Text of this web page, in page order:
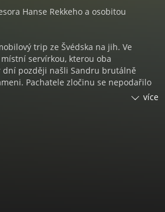
Hanse Rekkeho a osobitou
trip ze Švédska na jih. Ve
servírkou, kterou oba
později našli Sandru brutálně
Pachatele zločinu se nepodařilo
šéf týmu, který Sandřin případ
| Čte Lukáš Hlavica | Režie
Darek Král | Mastering Štěpán Škoch
podle knižní obálky upravila
Kateřina Višinská | Vydala
MORTEM, Copyright © David
2025, Překlad © Karolína Kloučková,
více